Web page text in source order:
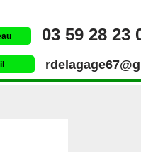
03 59 28 23